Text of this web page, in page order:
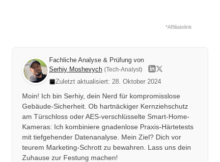
*Affiliatelink
Fachliche Analyse & Prüfung von
Serhiy Moshevych (Tech-Analyst)
Zuletzt aktualisiert: 28. Oktober 2024
Moin! Ich bin Serhiy, dein Nerd für kompromisslose
Gebäude-Sicherheit. Ob hartnäckiger Kernziehschutz
am Türschloss oder AES-verschlüsselte Smart-Home-
Kameras: Ich kombiniere gnadenlose Praxis-Härtetests
mit tiefgehender Datenanalyse. Mein Ziel? Dich vor
teurem Marketing-Schrott zu bewahren. Lass uns dein
Zuhause zur Festung machen!